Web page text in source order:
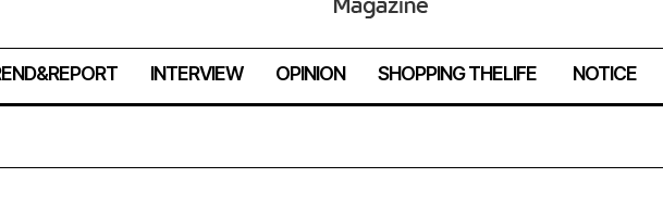
INTERVIEW OPINION SHOPPING THELIFE NOTICE